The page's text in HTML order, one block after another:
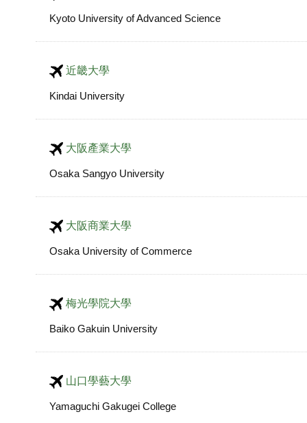
Kyoto University of Advanced Science
近畿大學
Kindai University
大阪產業大學
Osaka Sangyo University
大阪商業大學
Osaka University of Commerce
梅光學院大學
Baiko Gakuin University
山口學藝大學
Yamaguchi Gakugei College